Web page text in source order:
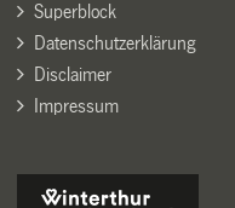
Superblock
Datenschutzerklärung
Disclaimer
Impressum